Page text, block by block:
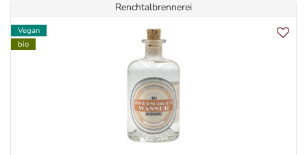
Renchtalbrennerei
Vegan
bio